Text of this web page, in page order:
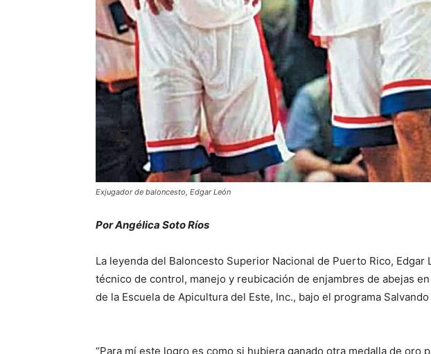
Exjugador de baloncesto, Edgar León
Por Angélica Soto Ríos
La leyenda del Baloncesto Superior Nacional de Puerto Rico, Edgar
técnico de control, manejo y reubicación de enjambres de abejas
de la Escuela de Apicultura del Este, Inc., bajo el programa
“Para mí este logro es como si hubiera ganado otra medalla de oro